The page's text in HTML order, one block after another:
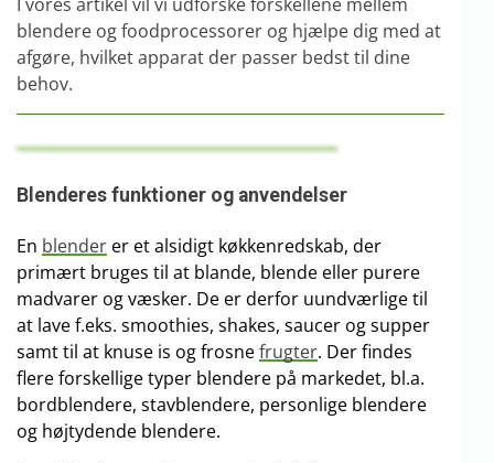
blendere og foodprocessorer og hjælpe dig med at
afgøre, hvilket apparat der passer bedst til dine
behov.
Blenderes funktioner og anvendelser
En blender er et alsidigt køkkenredskab, der
primært bruges til at blande, blende eller purere
madvarer og væsker. De er derfor uundværlige til
at lave f.eks. smoothies, shakes, saucer og supper
samt til at knuse is og frosnefrugter. Der findes
flere forskellige typer blendere på markedet, bl.a.
bordblendere, stavblendere, personlige blendere
og højtydende blendere.